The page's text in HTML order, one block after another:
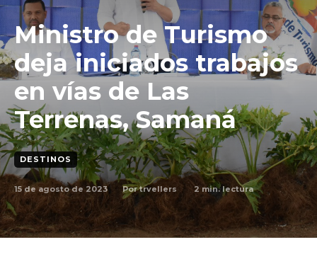
Ministro de Turismo
deja iniciados trabajos
en vías de Las
Terrenas, Samaná
DESTINOS
15 de agosto de 2023 Por trvellers 2 min. lectura